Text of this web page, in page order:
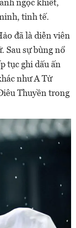
ngọc khiết,
tinh tế.
đã là diễn viên
Sau sự bùng nổ
tục ghi dấu ấn
như A Tử
Thuyền trong